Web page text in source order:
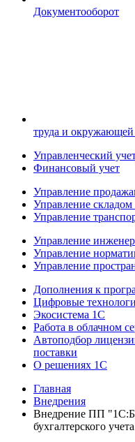
Документооборот
труда и окружающей
Управленческий
Финансовый учет
Управление
Управление складом
Управление
Управление
Управление
Управление
Дополнения к
Цифровые
Экосистема 1С
Работа в облачном
Автоподбор
поставки
О решениях 1С
Главная
Внедрения
Внедрение ПП
бухгалтерского